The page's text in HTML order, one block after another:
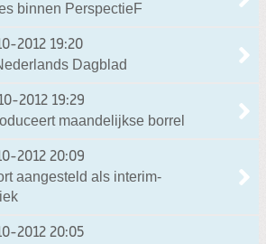
binnen PerspectieF
2012 19:20
Dagblad
2012 19:29
maandelijkse borrel
2012 20:09
aangesteld als interim-
2012 20:05